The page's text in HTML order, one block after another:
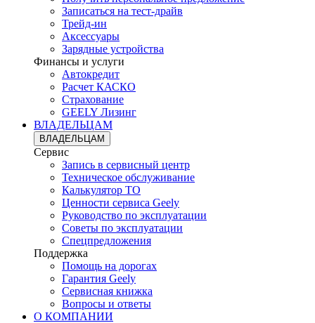
Записаться на тест-драйв
Трейд-ин
Аксессуары
Зарядные устройства
Финансы и услуги
Автокредит
Расчет КАСКО
Страхование
GEELY Лизинг
ВЛАДЕЛЬЦАМ
ВЛАДЕЛЬЦАМ
Сервис
Запись в сервисный центр
Техническое обслуживание
Калькулятор ТО
Ценности сервиса Geely
Руководство по эксплуатации
Советы по эксплуатации
Спецпредложения
Поддержка
Помощь на дорогах
Гарантия Geely
Сервисная книжка
Вопросы и ответы
О КОМПАНИИ